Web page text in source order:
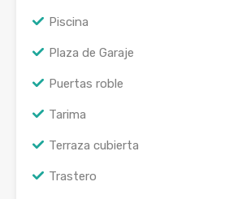
Piscina
Plaza de Garaje
Puertas roble
Tarima
Terraza cubierta
Trastero